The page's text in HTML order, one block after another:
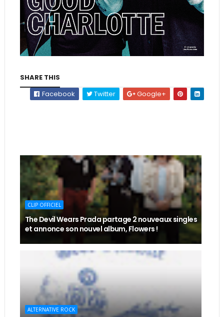
SHARE THIS
Facebook
Twitter Google+
CLIP OFFICIEL
The Devil Wears Prada partage 2 nouveaux singles
et annonce son nouvel album, Flowers !
ALTERNATIVE ROCK